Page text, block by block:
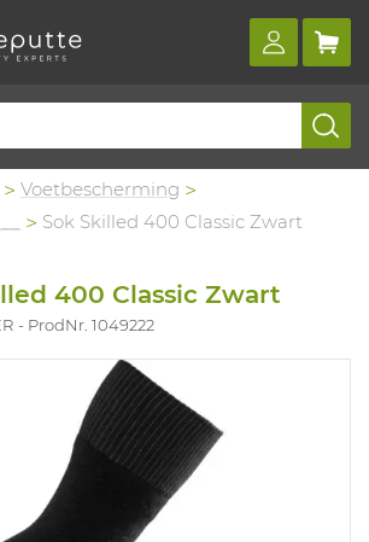
Voetbescherming
Sok Skilled 400 Classic Zwart
400 Classic Zwart
ProdNr. 1049222